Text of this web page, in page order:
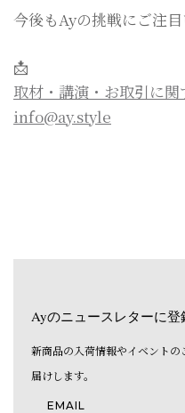
今後もAyの挑戦にご注目
📩
取材・講演・お取引に
info@ay.style
Ayのニュースレターに登
新商品の入荷情報やイベント
届けします。
EMAIL